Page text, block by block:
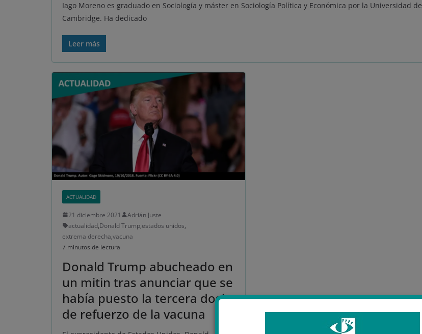
Iago Moreno es graduado en Sociología y máster en Sociología Política y Económica por la Universidad de
Cambridge. Ha dedicado
Leer más
ACTUALIDAD
21 diciembre 2021
Adrián Juste
actualidad,Donald Trump,estados unidos,
extrema derecha,vacuna
7 minutos de lectura
Donald Trump abucheado en
un mitin tras anunciar que se
había puesto la tercera dosis
de refuerzo de la vacuna